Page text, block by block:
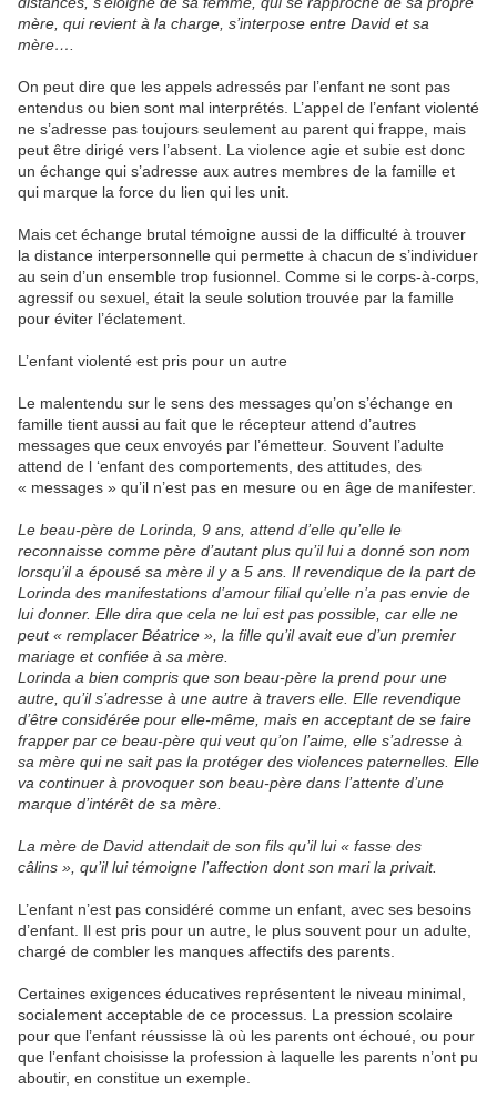
mère, qui revient à la charge, s’interpose entre David et sa
mère….
On peut dire que les appels adressés par l’enfant ne sont pas
entendus ou bien sont mal interprétés. L’appel de l’enfant violenté
ne s’adresse pas toujours seulement au parent qui frappe, mais
peut être dirigé vers l’absent. La violence agie et subie est donc
un échange qui s’adresse aux autres membres de la famille et
qui marque la force du lien qui les unit.
Mais cet échange brutal témoigne aussi de la difficulté à trouver
la distance interpersonnelle qui permette à chacun de s’individuer
au sein d’un ensemble trop fusionnel. Comme si le corps-à-corps,
agressif ou sexuel, était la seule solution trouvée par la famille
pour éviter l’éclatement.
L’enfant violenté est pris pour un autre
Le malentendu sur le sens des messages qu’on s’échange en
famille tient aussi au fait que le récepteur attend d’autres
messages que ceux envoyés par l’émetteur. Souvent l’adulte
attend de l ‘enfant des comportements, des attitudes, des
« messages » qu’il n’est pas en mesure ou en âge de manifester.
Le beau-père de Lorinda, 9 ans, attend d’elle qu’elle le
reconnaisse comme père d’autant plus qu’il lui a donné son nom
lorsqu’il a épousé sa mère il y a 5 ans. Il revendique de la part de
Lorinda des manifestations d’amour filial qu’elle n’a pas envie de
lui donner. Elle dira que cela ne lui est pas possible, car elle ne
peut « remplacer Béatrice », la fille qu’il avait eue d’un premier
mariage et confiée à sa mère.
Lorinda a bien compris que son beau-père la prend pour une
autre, qu’il s’adresse à une autre à travers elle. Elle revendique
d’être considérée pour elle-même, mais en acceptant de se faire
frapper par ce beau-père qui veut qu’on l’aime, elle s’adresse à
sa mère qui ne sait pas la protéger des violences paternelles. Elle
va continuer à provoquer son beau-père dans l’attente d’une
marque d’intérêt de sa mère.
La mère de David attendait de son fils qu’il lui « fasse des
câlins », qu’il lui témoigne l’affection dont son mari la privait.
L’enfant n’est pas considéré comme un enfant, avec ses besoins
d’enfant. Il est pris pour un autre, le plus souvent pour un adulte,
chargé de combler les manques affectifs des parents.
Certaines exigences éducatives représentent le niveau minimal,
socialement acceptable de ce processus. La pression scolaire
pour que l’enfant réussisse là où les parents ont échoué, ou pour
que l’enfant choisisse la profession à laquelle les parents n’ont pu
aboutir, en constitue un exemple.